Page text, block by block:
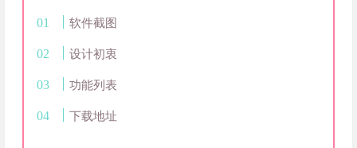
软件截图
设计初衷
功能列表
下载地址